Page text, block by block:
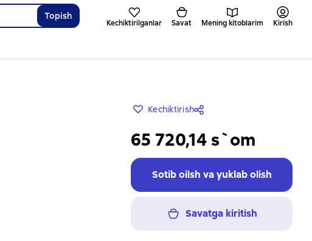
Topish
Kechiktirilganlar Savat Mening kitoblarim Kirish
Kechiktirish
65 720,14 s`om
Sotib oilsh va yuklab olish
Savatga kiritish